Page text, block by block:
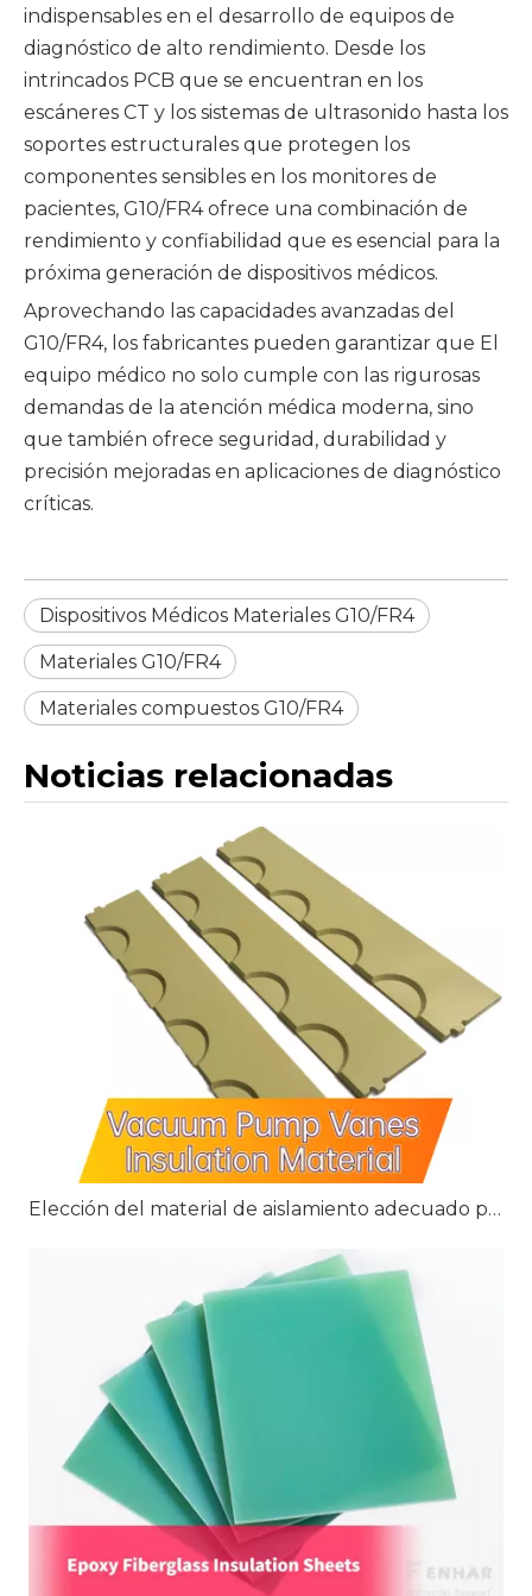
indispensables en el desarrollo de equipos de
diagnóstico de alto rendimiento. Desde los
intrincados PCB que se encuentran en los
escáneres CT y los sistemas de ultrasonido hasta los
soportes estructurales que protegen los
componentes sensibles en los monitores de
pacientes, G10/FR4 ofrece una combinación de
rendimiento y confiabilidad que es esencial para la
próxima generación de dispositivos médicos.
Aprovechando las capacidades avanzadas del
G10/FR4, los fabricantes pueden garantizar que El
equipo médico no solo cumple con las rigurosas
demandas de la atención médica moderna, sino
que también ofrece seguridad, durabilidad y
precisión mejoradas en aplicaciones de diagnóstico
críticas.
Dispositivos Médicos Materiales G10/FR4
Materiales G10/FR4
Materiales compuestos G10/FR4
Noticias relacionadas
Elección del material de aislamiento adecuado para las paletas de las bombas de vacío: G10, G11 y FR4